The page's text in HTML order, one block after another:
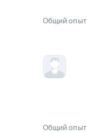
Общий опыт
Общий опыт